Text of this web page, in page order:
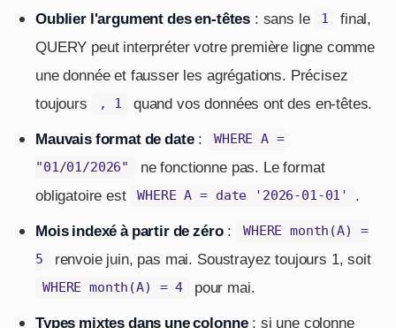
Oublier l'argument des en-têtes : sans le 1
final,
QUERY peut interpréter votre première ligne comme
une donnée et fausser les agrégations. Précisez
toujours
, 1
quand vos données ont des en-têtes.
Mauvais format de date:
WHERE A =
"01/01/2026"
ne fonctionne pas. Le format
obligatoire est
WHERE A = date '2026-01-01'
.
Mois indexé à partir de zéro:
WHERE month(A) =
5
renvoie juin, pas mai. Soustrayez toujours 1, soit
WHERE month(A) = 4
pour mai.
Types mixtes dans une colonne: si une colonne